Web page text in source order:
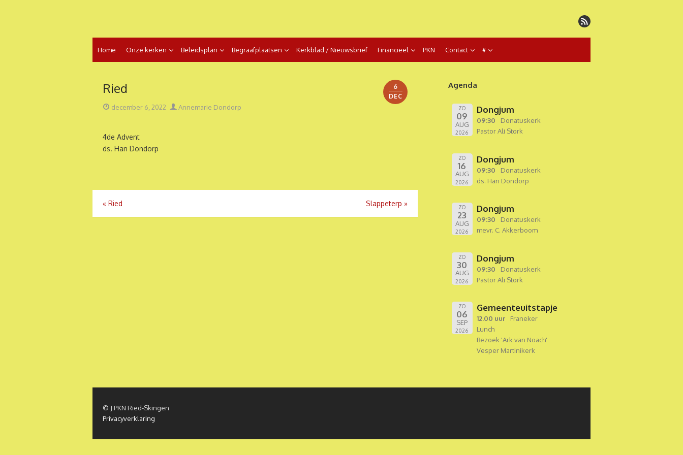
inhoud
Home Onze kerken Beleidsplan Begraafplaatsen Kerkblad / Nieuwsbrief Financieel PKN Contact #
Ried
6
DEC
Geplaatst
december 6, 2022 Auteur
Annemarie Dondorp
4de Advent
ds. Han Dondorp
Bericht
navigatie
« Ried Slappeterp »
Agenda
ZO
09
AUG
2026
Dongjum
09:30
Donatuskerk
Pastor Ali Stork
ZO
16
AUG
2026
Dongjum
09:30
Donatuskerk
ds. Han Dondorp
ZO
23
AUG
2026
Dongjum
09:30
Donatuskerk
mevr. C. Akkerboom
ZO
30
AUG
2026
Dongjum
09:30
Donatuskerk
Pastor Ali Stork
ZO
06
SEP
2026
Gemeenteuitstapje
12.00 uur
Franeker
Lunch
Bezoek 'Ark van Noach'
Vesper Martinikerk
© J PKN Ried-Skingen
Privacyverklaring